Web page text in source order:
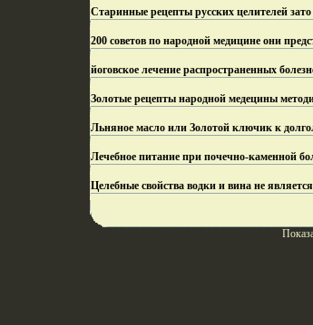
Старинные рецепты русских целителей
200 советов по народной медицине они
йоговское лечение распространенных
Золотые рецепты народной медецины
Льняное масло или Золотой ключик к
Лечебное питание при почечно-каменной
Целебные свойства водки и вина не